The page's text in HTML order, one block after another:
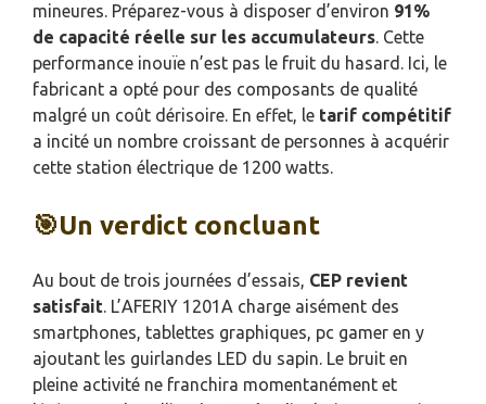
mineures. Préparez-vous à disposer d’environ 91%
de capacité réelle sur les accumulateurs. Cette
performance inouïe n’est pas le fruit du hasard. Ici, le
fabricant a opté pour des composants de qualité
malgré un coût dérisoire. En effet, le tarif compétitif
a incité un nombre croissant de personnes à acquérir
cette station électrique de 1200 watts.
🎯Un verdict concluant
Au bout de trois journées d’essais, CEP revient
satisfait. L’AFERIY 1201A charge aisément des
smartphones, tablettes graphiques, pc gamer en y
ajoutant les guirlandes LED du sapin. Le bruit en
pleine activité ne franchira momentanément et